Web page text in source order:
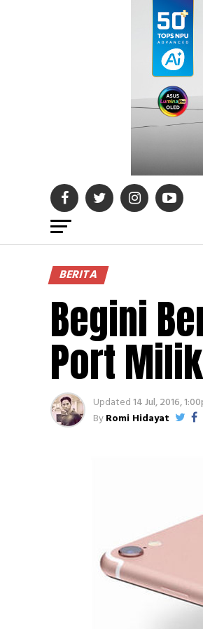
BERITA
Begini
Port
Updated 14 Jul, 2016,
ByRomi Hidayat